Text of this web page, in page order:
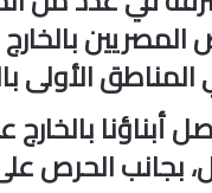
المصريين
الأولى
أبناؤنا
بجانب الحرص